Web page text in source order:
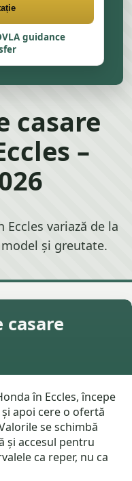
guidance
casare
–
Eccles variază de la
și greutate.
casare
în Eccles, începe
apoi cere o ofertă
se schimbă
și accesul pentru
ca reper, nu ca